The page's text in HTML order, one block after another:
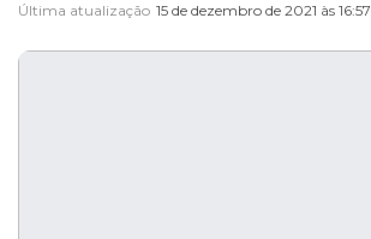
Última atualização 15 de dezembro de 2021 às 16:57